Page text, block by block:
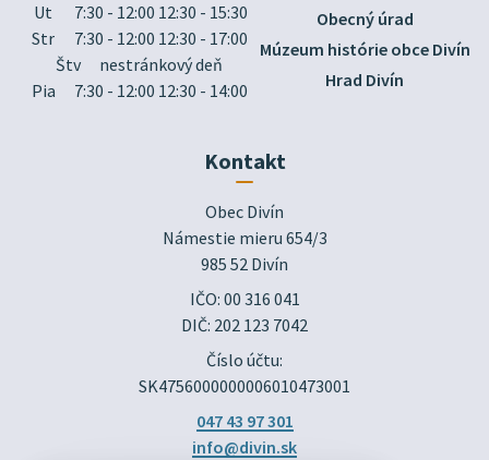
Ut
7:30 - 12:00 12:30 - 15:30
Str
7:30 - 12:00 12:30 - 17:00
Štv
nestránkový deň
Pia
7:30 - 12:00 12:30 - 14:00
Obecný úrad
Múzeum histórie obce Divín
Hrad Divín
Kontakt
Obec Divín
Námestie mieru 654/3
985 52 Divín
IČO: 00 316 041
DIČ: 202 123 7042
Číslo účtu:
SK4756000000006010473001
047 43 97 301
info@divin.sk